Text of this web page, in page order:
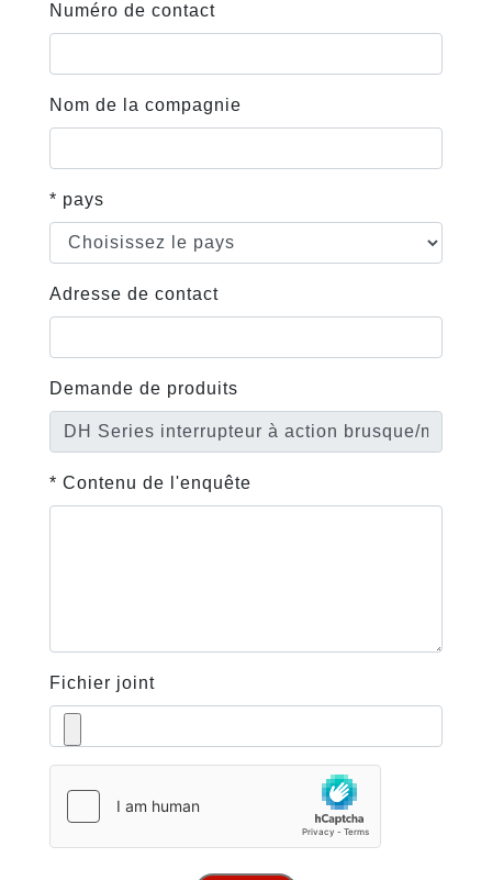
Numéro de contact
Nom de la compagnie
* pays
Adresse de contact
Demande de produits
* Contenu de l'enquête
Fichier joint